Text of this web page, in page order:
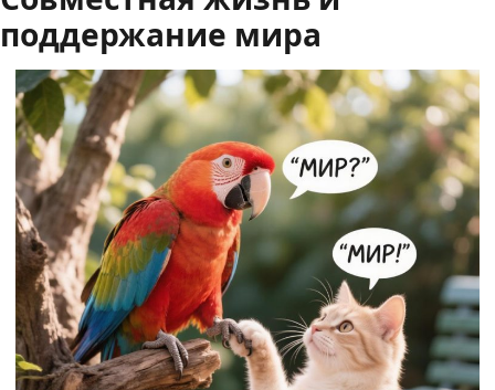
поддержание мира